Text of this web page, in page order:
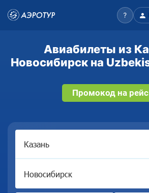
Авиабилеты из
Новосибирск на
Промокод на